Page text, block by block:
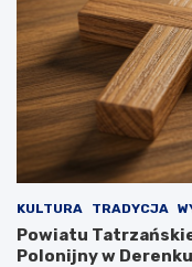
KULTURA TRADYCJA
Powiatu
Polonijny w Derenku